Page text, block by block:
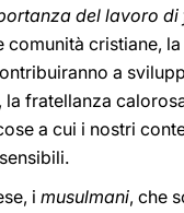
del lavoro
comunità cristiane,
a
la fratellanza
a cui i nostri
i musulmani, che